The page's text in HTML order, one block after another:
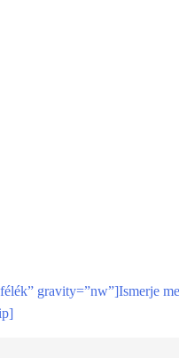
gravity=”nw”]Ismerje